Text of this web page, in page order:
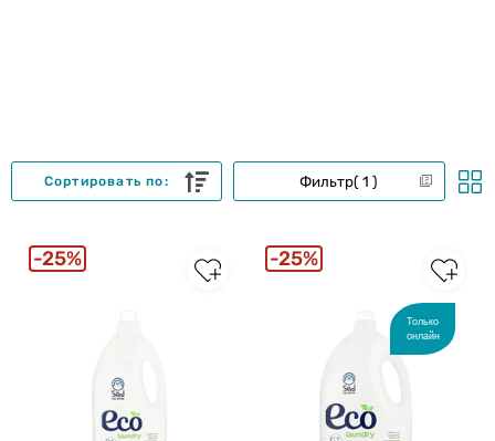
Фильтр 1
Сортировать по:
25%
Только
онлайн
25%